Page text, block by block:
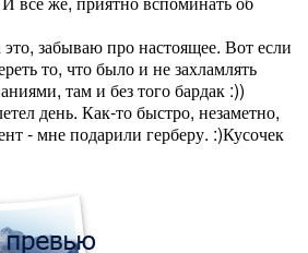
это, забываю про настоящее. Вот если
то, что было и не захламлять
там и без того бардак :))
день. Как-то быстро, незаметно,
- мне подарили герберу. :)Кусочек